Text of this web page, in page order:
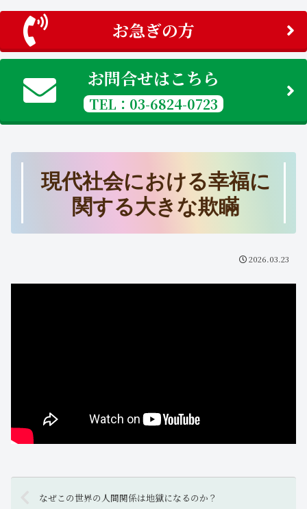
お急ぎの方
お問合せはこちら
TEL：03-6824-0723
現代社会における幸福に
関する大きな欺瞞
2026.03.23
なぜこの世界の人間関係は地獄になるのか？